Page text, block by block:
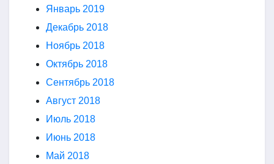
Январь 2019
Декабрь 2018
Ноябрь 2018
Октябрь 2018
Сентябрь 2018
Август 2018
Июль 2018
Июнь 2018
Май 2018